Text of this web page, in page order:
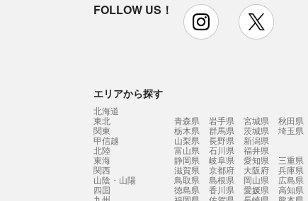
FOLLOW US！ instagram
エリアから探す
北海道
東北
青森県 岩手県 宮城県 秋田県
関東
栃木県 群馬県 茨城県 埼玉県
甲信越
山梨県 長野県
新潟県
北陸
富山県 石川県
福井県
東海
静岡県 岐阜県 愛知県
三重県
関西
滋賀県 京都府 大阪府 兵庫県
山陰・山陽
鳥取県 島根県 岡山県 広島県
四国
徳島県 香川県 愛媛県
高知県